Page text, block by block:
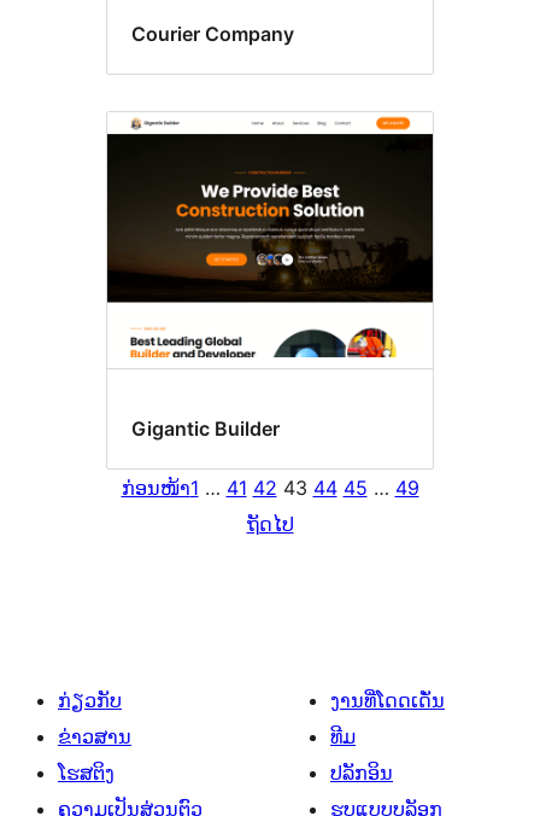
Courier Company
Gigantic Builder
ກ່ອນໜ້າ1 … 41 42 43 44 45 … 49
ຖັດໄປ
ກ່ຽວກັບ
ຂ່າວສານ
ໂຮສຕິງ
ຄວາມເປັນສ່ວນຕົວ
ງານທີ່ໂດດເດັ່ນ
ທີມ
ປລັກອິນ
ຮູບແບບບລັອກ